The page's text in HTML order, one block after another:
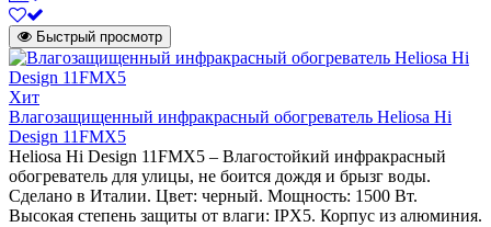
Быстрый просмотр
Хит
Влагозащищенный инфракрасный обогреватель Heliosa Hi
Design 11FMX5
Heliosa Hi Design 11FMX5 – Влагостойкий инфракрасный
обогреватель для улицы, не боится дождя и брызг воды.
Сделано в Италии. Цвет: черный. Мощность: 1500 Вт.
Высокая степень защиты от влаги: IPX5. Корпус из алюминия.